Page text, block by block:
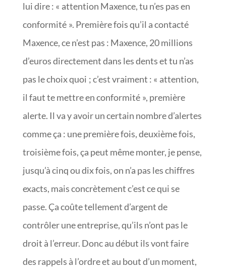
lui dire : « attention Maxence, tu n’es pas en
conformité ». Première fois qu’il a contacté
Maxence, ce n’est pas : Maxence, 20 millions
d’euros directement dans les dents et tu n’as
pas le choix quoi ; c’est vraiment : « attention,
il faut te mettre en conformité », première
alerte. Il va y avoir un certain nombre d’alertes
comme ça : une première fois, deuxième fois,
troisième fois, ça peut même monter, je pense,
jusqu’à cinq ou dix fois, on n’a pas les chiffres
exacts, mais concrètement c’est ce qui se
passe. Ça coûte tellement d’argent de
contrôler une entreprise, qu’ils n’ont pas le
droit à l’erreur. Donc au début ils vont faire
des rappels à l’ordre et au bout d’un moment,